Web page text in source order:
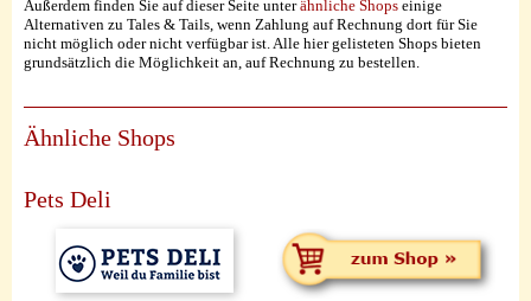
Außerdem finden Sie auf dieser Seite unterähnliche Shops einige
Alternativen zu Tales & Tails, wenn Zahlung auf Rechnung dort für Sie
nicht möglich oder nicht verfügbar ist. Alle hier gelisteten Shops bieten
grundsätzlich die Möglichkeit an, auf Rechnung zu bestellen.
Ähnliche Shops
Pets Deli